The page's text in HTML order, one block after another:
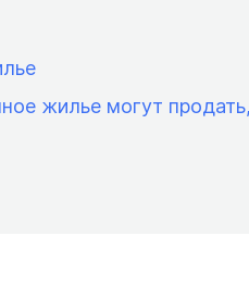
жилье могут